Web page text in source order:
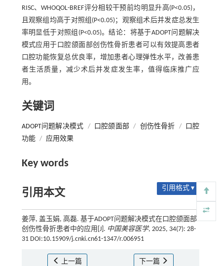
RISC、WHOQOL-BREF评分相较干预前均明显升高(P<0.05)，
且观察组均高于对照组(P<0.05)；观察组术后并发症总发生
率明显低于对照组(P<0.05)。结论：将基于ADOPT问题解决
模式应用于口腔颌面部创伤性骨折患者可以有效提高患者
口腔功能恢复总优良率，增加患者心理弹性水平，改善患
者生活质量，减少术后并发症发生率，值得临床推广应
用。
关键词
ADOPT问题解决模式 / 口腔颌面部 / 创伤性骨折 /
口腔
功能 / 应用效果
Key words
引用本文 引用格式 ▾
姜萍, 盖玉娟, 高磊. 基于ADOPT问题解决模式在口腔颌面部
创伤性骨折患者中的应用[J]. 中国美容医学, 2025, 34(7): 28-
31 DOI:10.15909/j.cnki.cn61-1347/r.006951
上一篇 下一篇